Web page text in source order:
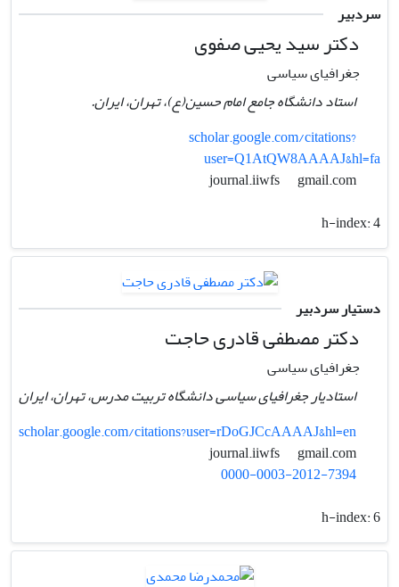
سردبیر
دکتر سید یحیی صفوی
جغرافیای سیاسی
استاد دانشگاه جامع امام حسین(ع)، تهران، ایران.
scholar.google.com/citations?
user=Q1AtQW8AAAAJ&hl=fa
gmail.com
h-index:4
دستیار سردبیر
دکتر مصطفی قادری حاجت
جغرافیای سیاسی
استادیار جغرافیای سیاسی دانشگاه تربیت مدرس، تهران، ایران
scholar.google.com/citations?user=rDoGJCcAAAAJ&hl=en
gmail.com
0000-0003-2012-7394
h-index:6